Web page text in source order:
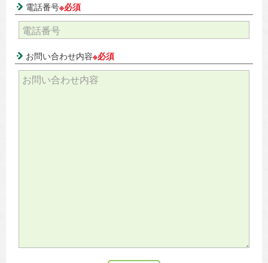
電話番号※必須
お問い合わせ内容※必須